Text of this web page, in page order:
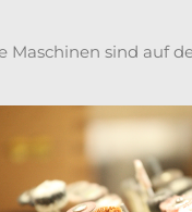
Maschinen sind auf